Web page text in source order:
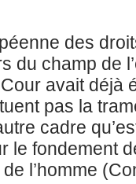
des
du champ de
avait déjà
pas la
cadre
le fondement
l’homme